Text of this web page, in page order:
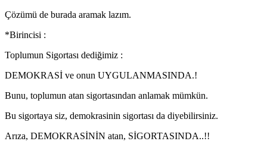
Çözümü de burada aramak lazım.
*Birincisi :
Toplumun Sigortası dediğimiz :
DEMOKRASİ ve onun UYGULANMASINDA.!
Bunu, toplumun atan sigortasından anlamak mümkün.
Bu sigortaya siz, demokrasinin sigortası da diyebilirsiniz.
Arıza, DEMOKRASİNİN atan, SİGORTASINDA..!!